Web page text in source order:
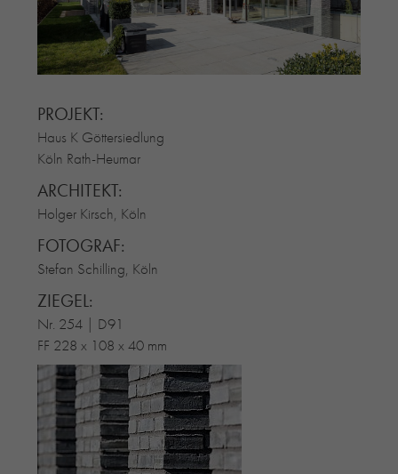
GLASUR-ZIEGEL
RE-USE-MÖRTEL
FASSADENPLANUNG (SCHWEIZ)
ÜBER UNS
BLOG
PROJEKT:
Haus K Göttersiedlung
Köln Rath-Heumar
ARCHITEKT:
Holger Kirsch, Köln
FOTOGRAF:
Stefan Schilling, Köln
ZIEGEL:
Nr. 254 | D91
FF 228 x 108 x 40 mm